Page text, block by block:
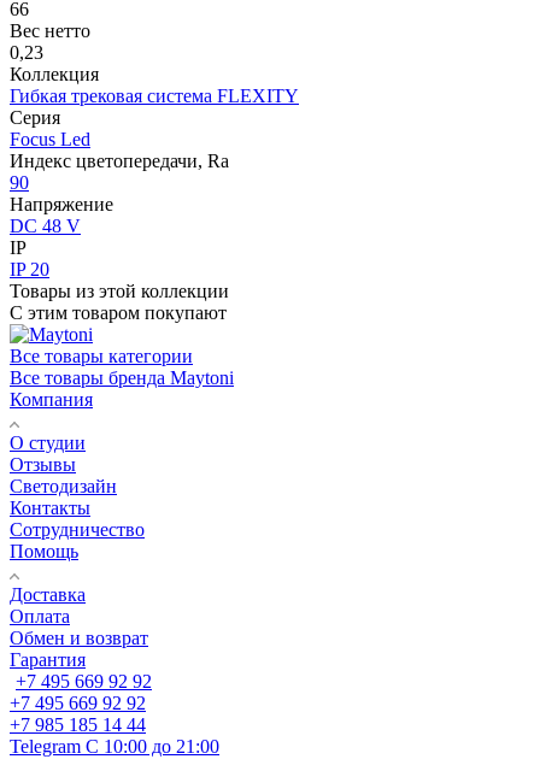
66
Вес нетто
0,23
Коллекция
Гибкая трековая система FLEXITY
Серия
Focus Led
Индекс цветопередачи, Ra
90
Напряжение
DC 48 V
IP
IP 20
Товары из этой коллекции
С этим товаром покупают
Все товары категории
Все товары бренда Maytoni
Компания
О студии
Отзывы
Светодизайн
Контакты
Сотрудничество
Помощь
Доставка
Оплата
Обмен и возврат
Гарантия
+7 495 669 92 92
+7 495 669 92 92
+7 985 185 14 44
Telegram С 10:00 до 21:00